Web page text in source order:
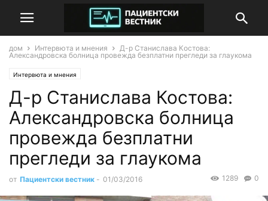
дом Интервюта и мнения
Д-р Станислава Костова:
Александровска болница провежда безплатни прегледи за глаукома
Интервюта и мнения
Д-р Станислава Костова:
Александровска болница
провежда безплатни
прегледи за глаукома
от Пациентски вестник - 01/03/2016 0
1289